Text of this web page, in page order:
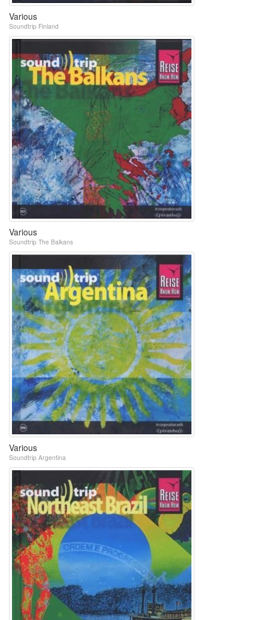
Various
Soundtrip Finland
Various
Soundtrip The Balkans
Various
Soundtrip Argentina